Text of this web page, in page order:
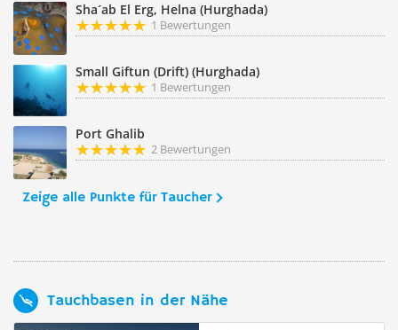
Sha´ab El Erg, Helna (Hurghada)
1 Bewertungen
Small Giftun (Drift) (Hurghada)
1 Bewertungen
Port Ghalib
2 Bewertungen
Zeige alle Punkte für Taucher
Tauchbasen in der Nähe